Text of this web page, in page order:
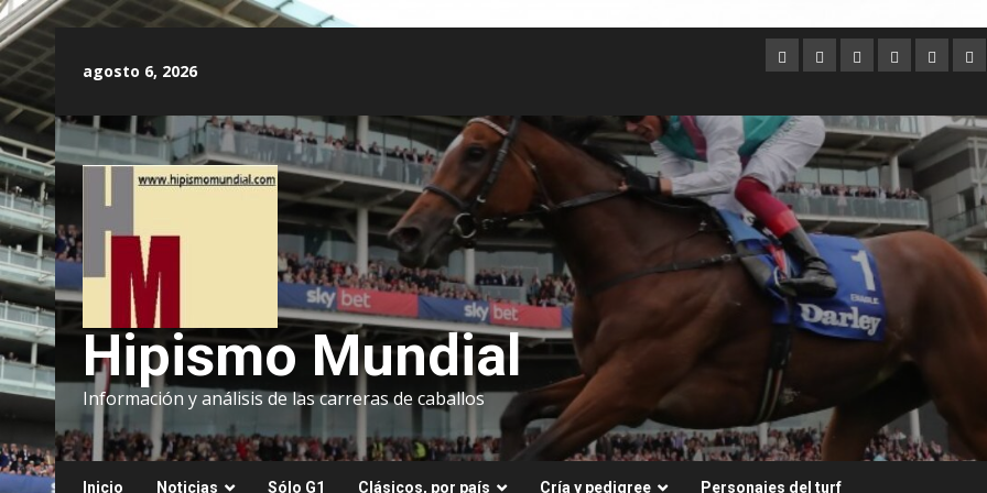
contenido
agosto 6, 2026
Argentina
AustraliaBrasilChileDubai
Hipismo Mundial
Información y análisis de las carreras de caballos
Inicio Noticias Sólo G1 Clásicos, por país Cría y pedigree Personajes del turf